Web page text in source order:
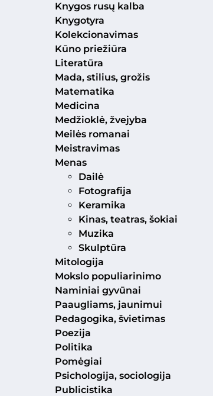
Knygos rusų kalba
Knygotyra
Kolekcionavimas
Kūno priežiūra
Literatūra
Mada, stilius, grožis
Matematika
Medicina
Medžioklė, žvejyba
Meilės romanai
Meistravimas
Menas
Dailė
Fotografija
Keramika
Kinas, teatras, šokiai
Muzika
Skulptūra
Mitologija
Mokslo populiarinimo
Naminiai gyvūnai
Paaugliams, jaunimui
Pedagogika, švietimas
Poezija
Politika
Pomėgiai
Psichologija, sociologija
Publicistika